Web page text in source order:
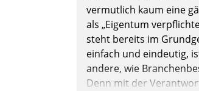
vermutlich kaum eine
als „Eigentum
steht bereits im
einfach und eindeutig,
andere, wie
Denn mit der